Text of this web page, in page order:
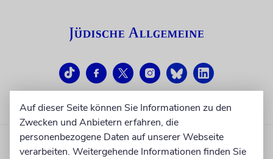
Auf dieser Seite können Sie Informationen zu den
Zwecken und Anbietern erfahren, die
personenbezogene Daten auf unserer Webseite
verarbeiten. Weitergehende Informationen finden Sie